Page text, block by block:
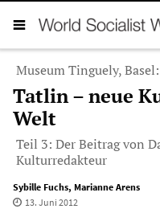
Museum Tinguely, Basel:
Tatlin – neue
Welt
Teil 3: Der Beitrag von
Kulturredakteur
Sybille Fuchs, Marianne Arens
13. Juni 2012